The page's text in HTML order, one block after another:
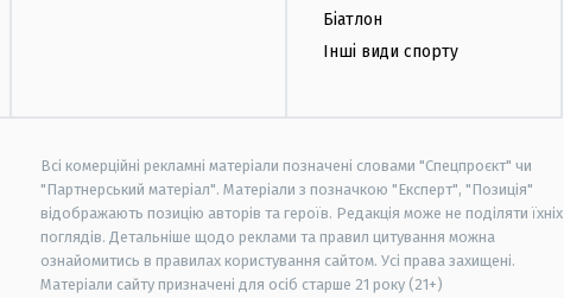
Біатлон
Інші види спорту
Всі комерційні рекламні матеріали позначені словами "Спецпроєкт" чи
"Партнерський матеріал". Матеріали з позначкою "Експерт", "Позиція"
відображають позицію авторів та героїв. Редакція може не поділяти їхніх
поглядів. Детальніше щодо реклами та правил цитування можна
ознайомитись в правилах користування сайтом. Усі права захищені.
Матеріали сайту призначені для осіб старше 21 року (21+)